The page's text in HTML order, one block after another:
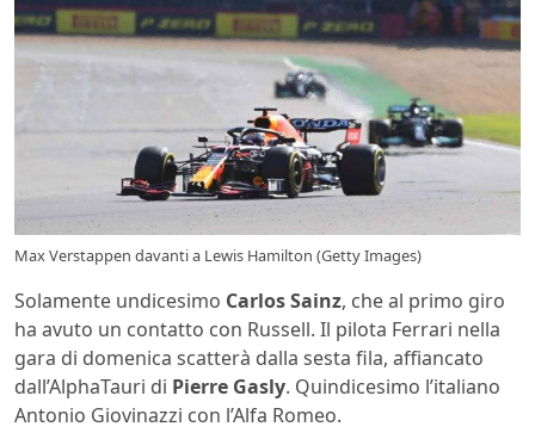
Max Verstappen davanti a Lewis Hamilton (Getty Images)
Solamente undicesimo Carlos Sainz, che al primo giro
ha avuto un contatto con Russell. Il pilota Ferrari nella
gara di domenica scatterà dalla sesta fila, affiancato
dall’AlphaTauri di Pierre Gasly. Quindicesimo l’italiano
Antonio Giovinazzi con l’Alfa Romeo.